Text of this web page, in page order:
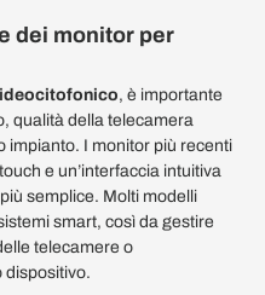
dei monitor per
, è importante
qualità della telecamera
impianto. I monitor più recenti
e un’interfaccia intuitiva
semplice. Molti modelli
smart, così da gestire
telecamere o
dispositivo.